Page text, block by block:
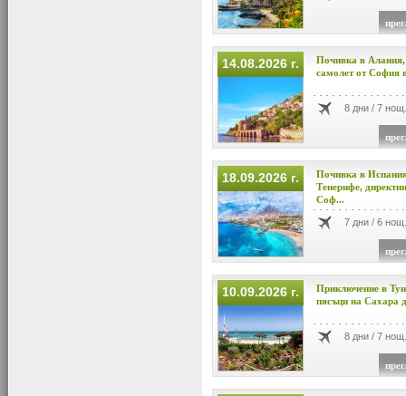
14.08.2026 г.
Почивка в Алания,
самолет от София
8 дни / 7 нощ.
18.09.2026 г.
Почивка в
Тенерифе,
Соф...
7 дни / 6 нощ.
10.09.2026 г.
Приключение в
пясъци на Сахара
8 дни / 7 нощ.